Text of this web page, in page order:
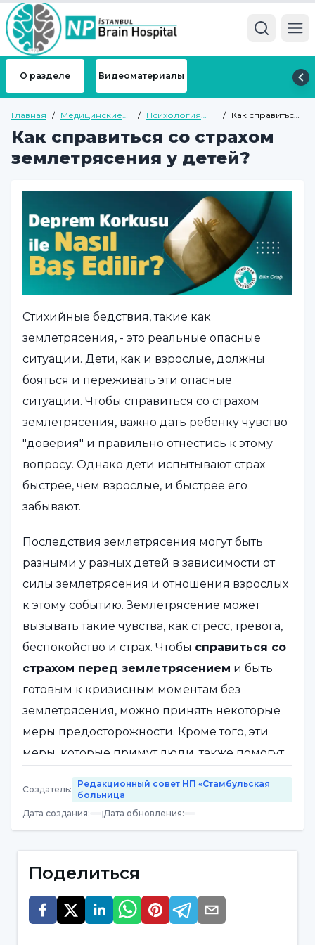
О разделе Видеоматериалы
Главная / Медицинские
/ Психология
землетрясения
/ Как справиться
землетрясения
у детей?
Как справиться со страхом
землетрясения у детей?
Стихийные бедствия, такие как
землетрясения, - это реальные опасные
ситуации. Дети, как и взрослые, должны
бояться и переживать эти опасные
ситуации. Чтобы справиться со страхом
землетрясения, важно дать ребенку чувство
"доверия" и правильно отнестись к этому
вопросу. Однако дети испытывают страх
быстрее, чем взрослые, и быстрее его
забывают.
Последствия землетрясения могут быть
разными у разных детей в зависимости от
силы землетрясения и отношения взрослых
к этому событию. Землетрясение может
вызывать такие чувства, как стресс, тревога,
беспокойство и страх. Чтобы справиться со
страхом перед землетрясением и быть
готовым к кризисным моментам без
землетрясения, можно принять некоторые
меры предосторожности. Кроме того, эти
меры, которые примут люди, также помогут
снизить уровень тревоги.
Как следует объяснять детям, что
Подготовиться к землетрясению
психологически так же важно, как и
физически. Поскольку землетрясение
Создатель:
Редакционный совет НП «Стамбульская
больница
Дата создания: |Дата обновления:
Поделиться